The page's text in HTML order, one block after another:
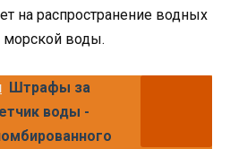
на распространение водных
морской воды.
Штрафы за
воды -